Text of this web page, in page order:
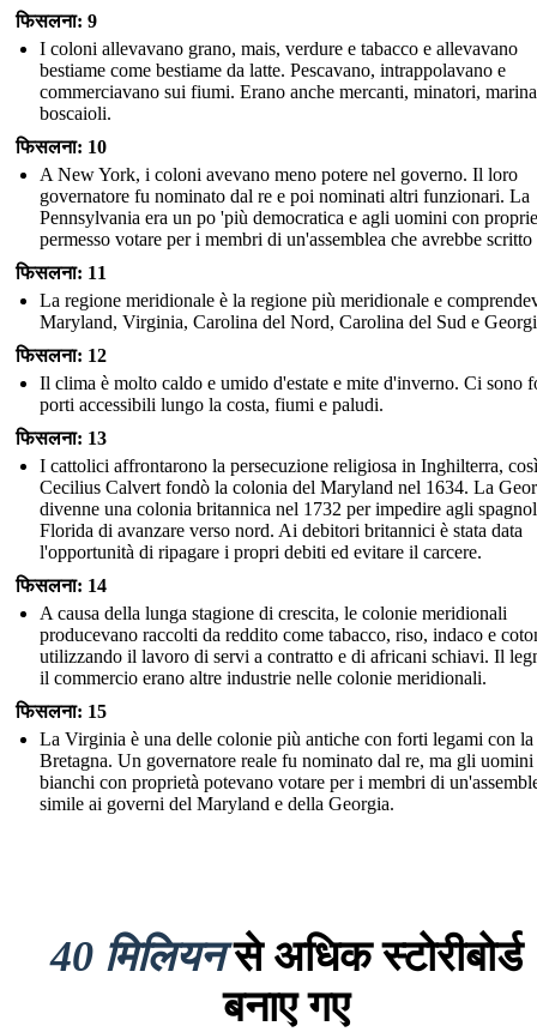
फिसलना: 9
I coloni allevavano grano, mais, verdure e tabacco e allevavano
bestiame come bestiame da latte. Pescavano, intrappolavano e
commerciavano sui fiumi. Erano anche mercanti, minatori,
boscaioli.
फिसलना: 10
A New York, i coloni avevano meno potere nel governo. Il loro
governatore fu nominato dal re e poi nominati altri funzionari. La
Pennsylvania era un po 'più democratica e agli uomini con
permesso votare per i membri di un'assemblea che avrebbe
फिसलना: 11
La regione meridionale è la regione più meridionale e
Maryland, Virginia, Carolina del Nord, Carolina del Sud e
फिसलना: 12
Il clima è molto caldo e umido d'estate e mite d'inverno. Ci sono
porti accessibili lungo la costa, fiumi e paludi.
फिसलना: 13
I cattolici affrontarono la persecuzione religiosa in Inghilterra, così
Cecilius Calvert fondò la colonia del Maryland nel 1634. La
divenne una colonia britannica nel 1732 per impedire agli
Florida di avanzare verso nord. Ai debitori britannici è stata data
l'opportunità di ripagare i propri debiti ed evitare il carcere.
फिसलना: 14
A causa della lunga stagione di crescita, le colonie meridionali
producevano raccolti da reddito come tabacco, riso, indaco e
utilizzando il lavoro di servi a contratto e di africani schiavi. Il
il commercio erano altre industrie nelle colonie meridionali.
फिसलना: 15
La Virginia è una delle colonie più antiche con forti legami con
Bretagna. Un governatore reale fu nominato dal re, ma gli uomini
bianchi con proprietà potevano votare per i membri di
simile ai governi del Maryland e della Georgia.
40 मिलियनसे अधिक स्टोरीबोर्ड
बनाए गए